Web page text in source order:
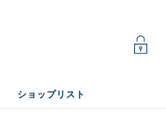
ショップリスト